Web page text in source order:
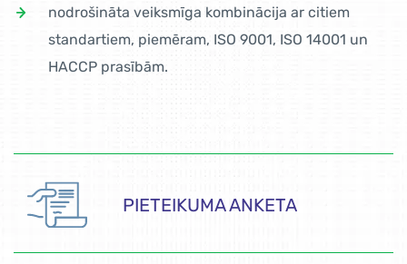
nodrošināta veiksmīga kombinācija ar citiem
standartiem, piemēram, ISO 9001, ISO 14001 un
HACCP prasībām.
PIETEIKUMA ANKETA